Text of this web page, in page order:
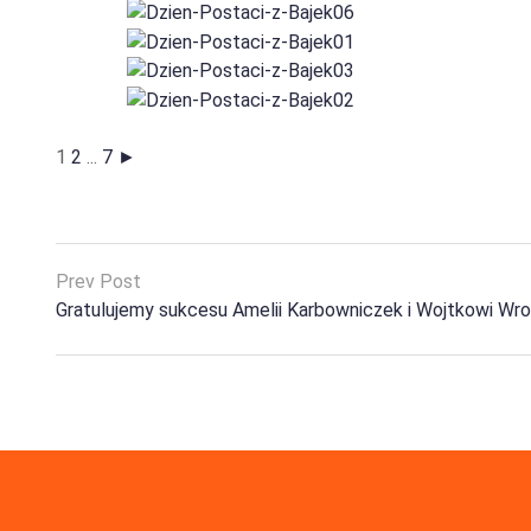
1 2 ... 7 ►
Prev Post
Gratulujemy sukcesu Amelii Karbowniczek i Wojtkowi